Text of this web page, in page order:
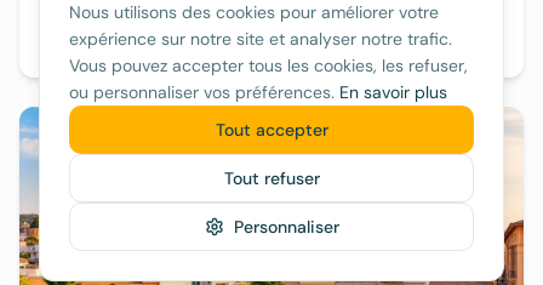
Santanyí
90€/nuit
Nous utilisons des cookies pour améliorer votre
expérience sur notre site et analyser notre trafic.
Vous pouvez accepter tous les cookies, les refuser,
ou personnaliser vos préférences. En savoir plus
Personnaliser
Tout refuser
Tout accepter